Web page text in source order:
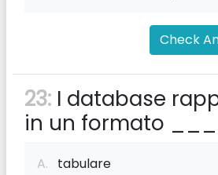
Check
23: I database
in un formato
A. tabulare